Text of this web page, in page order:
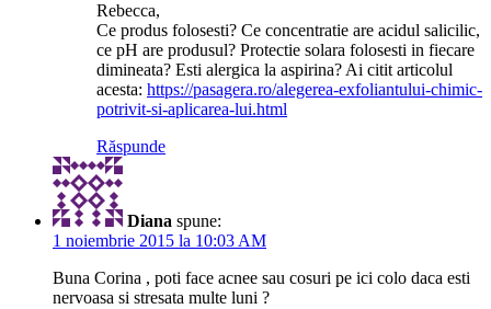
Rebecca,
Ce produs folosesti? Ce concentratie are acidul salicilic,
ce pH are produsul? Protectie solara folosesti in fiecare
dimineata? Esti alergica la aspirina? Ai citit articolul
acesta: https://pasagera.ro/alegerea-exfoliantului-chimic-
potrivit-si-aplicarea-lui.html
Răspunde
Diana spune:
1 noiembrie 2015 la 10:03 AM
Buna Corina , poti face acnee sau cosuri pe ici colo daca esti
nervoasa si stresata multe luni ?